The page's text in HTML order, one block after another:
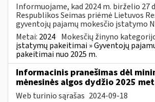
Informuojame, kad 2024 m. birželio 27
Respublikos Seimas priėmė Lietuvos
gyventojų pajamų mokesčio įstatymo
Metai: 2024 Mokesčių žinyno
įstatymų pakeitimai » Gyventojų
pakeitimai nuo 2025 m.
Informacinis pranešimas dėl
mėnesinės algos dydžio 2025
Web turinio sąrašas 2024-09-18